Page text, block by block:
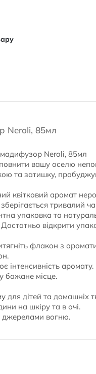
Neroli, 85мл
Neroli, 85мл
вашу оселю
та затишку,
квітковий аромат
тривалий
упаковка та
відкрити
флакон з
інтенсивність аромату.
бажане місце.
для дітей та домашніх
на шкіру та в очі.
джерелами вогню.